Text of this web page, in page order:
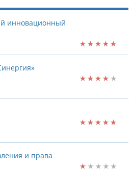
инновационный
и права